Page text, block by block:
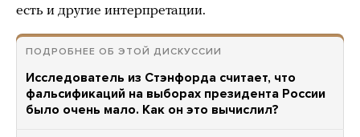
есть и другие интерпретации.
ПОДРОБНЕЕ ОБ ЭТОЙ ДИСКУССИИ
Исследователь из Стэнфорда считает, что
фальсификаций на выборах президента России
было очень мало. Как он это вычислил?